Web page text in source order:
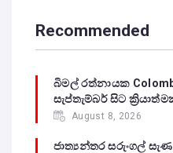
Recommended
බිමල් රත්නායක
සැප්තැම්බර් සිට
August 8, 2026
ජාත්‍යන්තර සරුංගල්